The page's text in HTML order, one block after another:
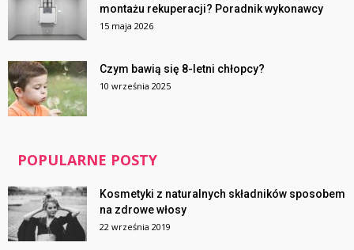
montażu rekuperacji? Poradnik wykonawcy
15 maja 2026
Czym bawią się 8-letni chłopcy?
10 września 2025
POPULARNE POSTY
Kosmetyki z naturalnych składników sposobem
na zdrowe włosy
22 września 2019